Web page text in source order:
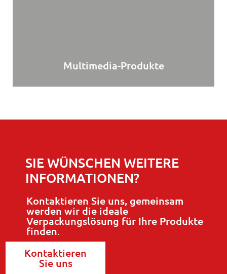
Multimedia-Produkte
SIE WÜNSCHEN WEITERE
INFORMATIONEN?
Kontaktieren Sie uns, gemeinsam
werden wir die ideale
Verpackungslösung für Ihre Produkte
finden.
Kontaktieren
Sie uns